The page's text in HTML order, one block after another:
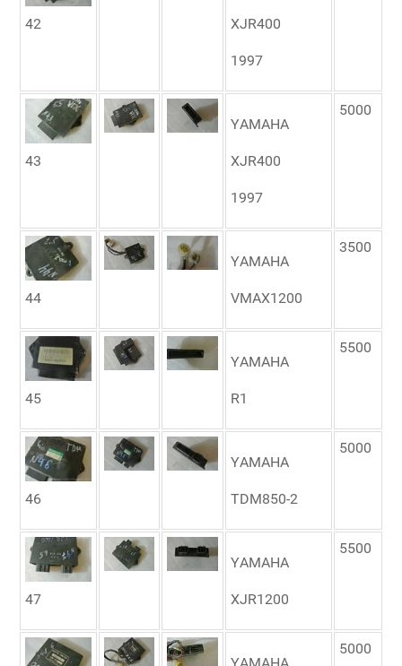
42 XJR400
1997
43
YAMAHA
XJR400
1997
5000
44
YAMAHA
VMAX1200
3500
45
YAMAHA
R1
5500
46
YAMAHA
TDM850-2
5000
47
YAMAHA
XJR1200
5500
5000